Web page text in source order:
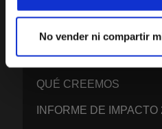
No vender ni compartir
LA HISTORIA DE IFES
NUESTRO EQUIPO DE
QUÉ CREEMOS
INFORME DE IMPACTO